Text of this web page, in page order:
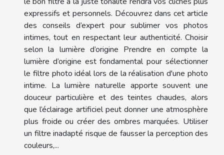
expressifs et personnels. Découvrez dans cet article
des conseils d’expert pour sublimer vos photos
intimes, tout en respectant leur authenticité. Choisir
selon la lumière d’origine Prendre en compte la
lumière d’origine est fondamental pour sélectionner
le filtre photo idéal lors de la réalisation d'une photo
intime. La lumière naturelle apporte souvent une
douceur particulière et des teintes chaudes, alors
que l’éclairage artificiel peut donner une atmosphère
plus froide ou créer des ombres marquées. Utiliser
un filtre inadapté risque de fausser la perception des
couleurs,...